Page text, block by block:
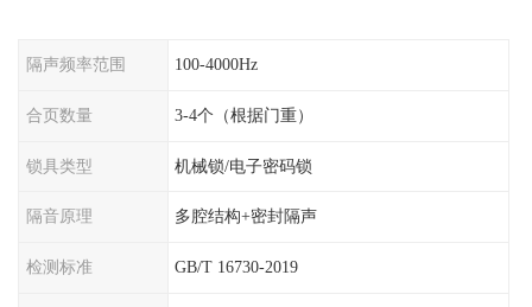
隔声频率范围 100-4000Hz
合页数量 3-4个（根据门重）
锁具类型 机械锁/电子密码锁
隔音原理 多腔结构+密封隔声
检测标准 GB/T 16730-2019